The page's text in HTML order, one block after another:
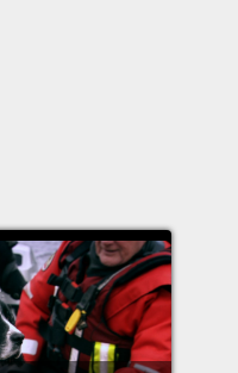
thank for this
name: Lord
Sir. Dudley